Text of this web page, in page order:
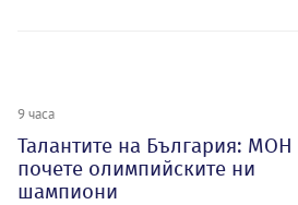
9 часа
Талантите на България: МОН
почете олимпийските ни
шампиони